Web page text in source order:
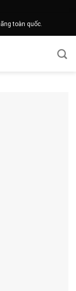
toàn quốc.